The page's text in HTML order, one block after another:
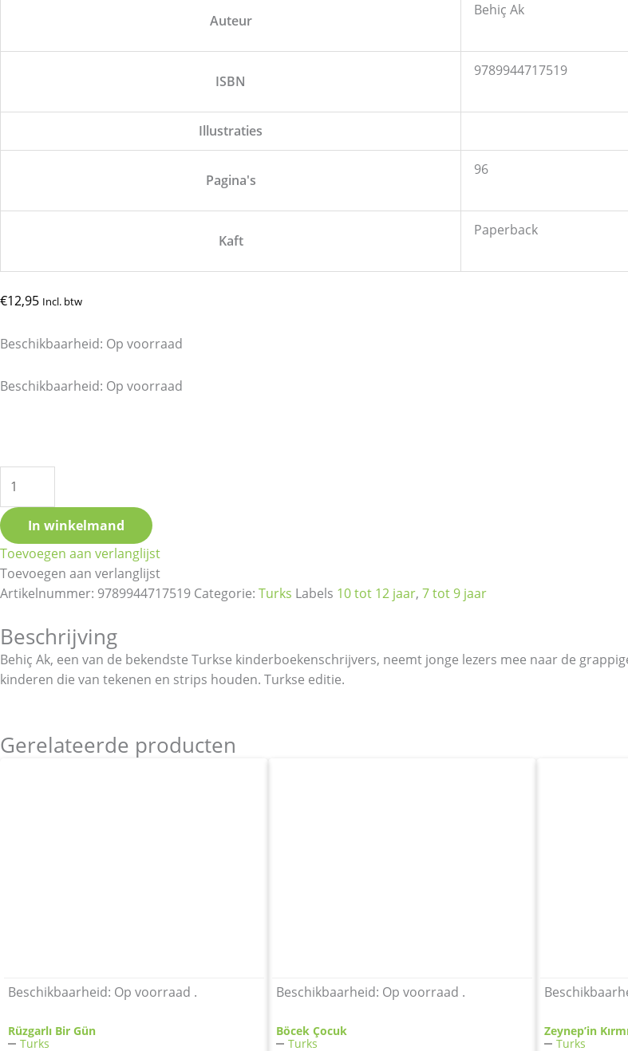
Auteur
Behiç Ak
ISBN
9789944717519
Illustraties
Pagina's
96
Kaft
Paperback
€12,95 Incl. btw
Beschikbaarheid: Op voorraad
Beschikbaarheid: Op voorraad
Pat
In winkelmand
Toevoegen aan verlanglijst
Toevoegen aan verlanglijst
Artikelnummer: 9789944717519 Categorie: Turks Labels 10 tot 12 jaar, 7 tot 9 jaar
Beschrijving
Behiç Ak, een van de bekendste Turkse kinderboekenschrijvers, neemt jonge lezers mee naar de
kinderen die van tekenen en strips houden. Turkse editie.
Gerelateerde producten
Beschikbaarheid: Op voorraad .
Rüzgarlı Bir Gün
Turks
Beschikbaarheid: Op voorraad .
Böcek Çocuk
Turks
Zeynep’in
Turks